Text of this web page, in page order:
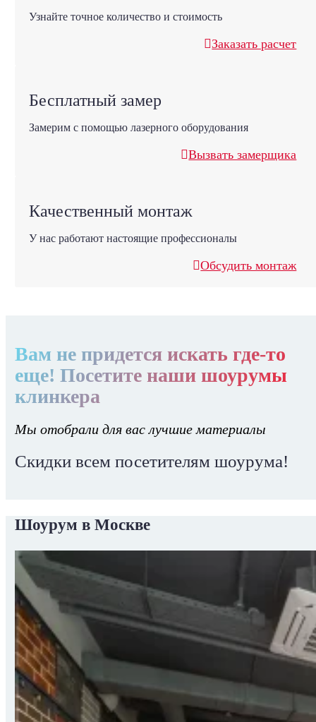
Узнайте точное количество и стоимость
Заказать расчет
Бесплатный замер
Замерим с помощью лазерного оборудования
Вызвать замерщика
Качественный монтаж
У нас работают настоящие профессионалы
Обсудить монтаж
Вам не придется искать где-то
еще! Посетите наши шоурумы
клинкера
Мы отобрали для вас лучшие материалы
Скидки всем посетителям шоурума!
Шоурум в Москве